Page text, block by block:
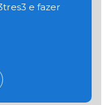
e fazer